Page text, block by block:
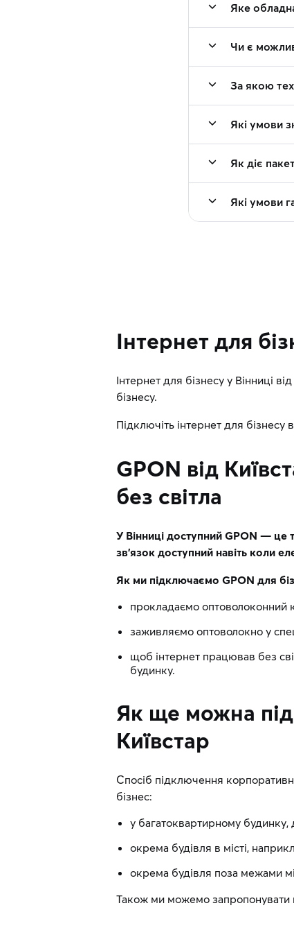
Яке
Чи є
За якою
Які умови
Як діє
Які умови
Інтернет для
Інтернет для бізнесу у Вінниці
бізнесу.
Підключіть інтернет для бізнесу
GPON від
без світла
У Вінниці доступний GPON — це
зв’язок доступний навіть коли
Як ми підключаємо GPON для
прокладаємо оптоволоконний
заживляємо оптоволокно у
щоб інтернет працював без
будинку.
Як ще можна
Київстар
Спосіб підключення
бізнес:
у багатоквартирному
окрема будівля в місті,
окрема будівля поза межами
Також ми можемо запропонувати